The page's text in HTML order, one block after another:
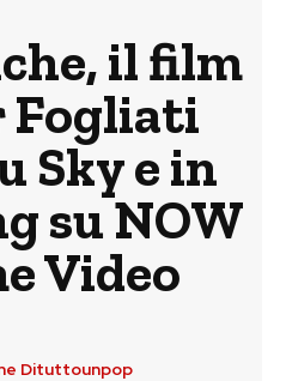
il film
Fogliati
Sky e in
su NOW
Video
Dituttounpop